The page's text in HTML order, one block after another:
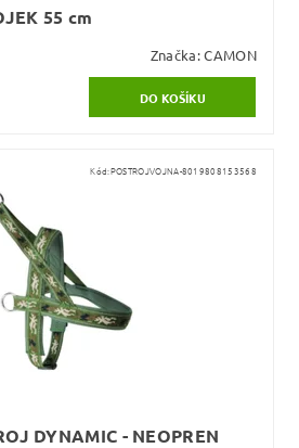
55 cm
Značka:CAMON
Kód:POSTROJVOJNA-8019808153568
DYNAMIC - NEOPREN